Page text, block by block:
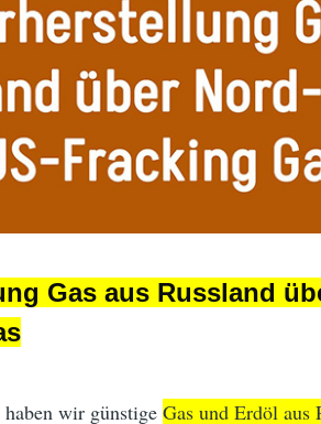
Gas aus Russland
haben wir günstigeGas und Erdöl aus